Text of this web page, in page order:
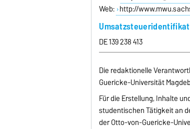
Web: http://
DE 139 238 413
Die redaktionelle
Guericke-Universität
Für die Erstellung, Inhalte
studentischen Tätigkeit an
der Otto-von-Guericke-